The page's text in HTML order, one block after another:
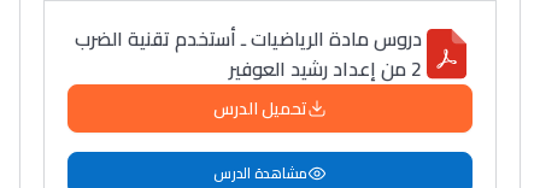
دروس مادة الرياضيات ـ أستخدم تقنية الضرب
2 من إعداد رشيد العوفير
تحميل الدرس
مشاهدة الدرس